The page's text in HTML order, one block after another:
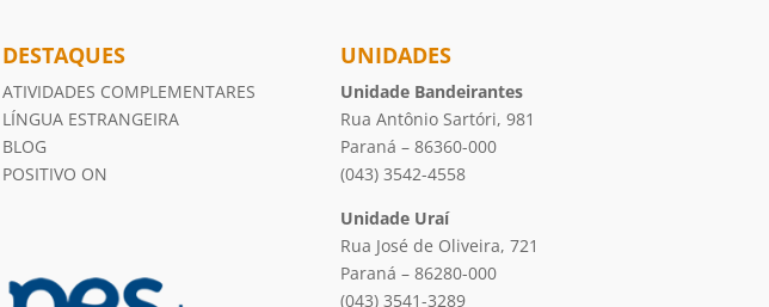
DESTAQUES
ATIVIDADES COMPLEMENTARES
LÍNGUA ESTRANGEIRA
BLOG
POSITIVO ON
UNIDADES
Unidade Bandeirantes
Rua Antônio Sartóri, 981
Paraná – 86360-000
(043) 3542-4558
Unidade Uraí
Rua José de Oliveira, 721
Paraná – 86280-000
(043) 3541-3289